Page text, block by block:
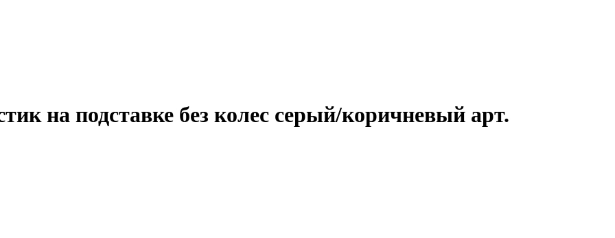
на подставке без колес серый/коричневый арт.